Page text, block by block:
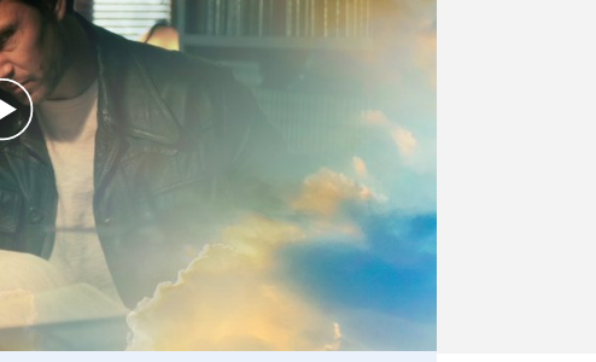
Películas
Play
Video